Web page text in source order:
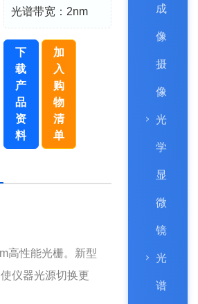
光谱带宽：2nm
下
载
产
品
资
料
加
入
购
物
清
单
高性能光栅。新型
仪器光源切换更
成
像
摄
像
光
学
显
微
镜
光
谱